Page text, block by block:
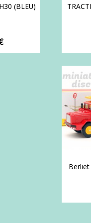
(BLEU)
Berliet